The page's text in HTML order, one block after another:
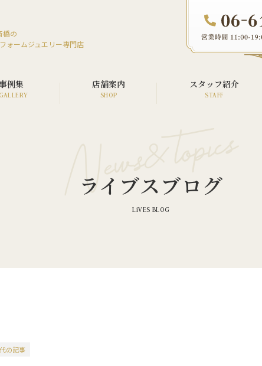
橋の
ォームジュエリー専門店
ウエディング
例集 店舗案内 スタッフ紹介
ライブスブログ
の記事